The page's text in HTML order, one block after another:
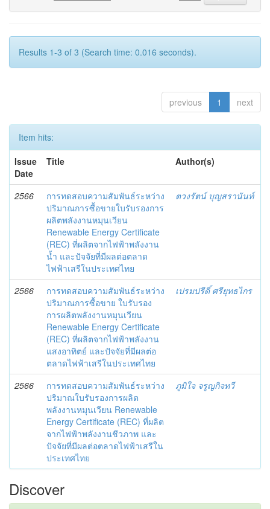
Results 1-3 of 3 (Search time: 0.016 seconds).
previous 1 next
Item hits:
Issue
Date
Title Author(s)
2566
การทดสอบความสัมพันธ์ระหว่าง
ปริมาณการซื้อขายใบรับรองการ
ผลิตพลังงานหมุนเวียน
Renewable Energy Certificate
(REC) ที่ผลิตจากไฟฟ้าพลังงาน
น้ำ และปัจจัยที่มีผลต่อตลาด
ไฟฟ้าเสรีในประเทศไทย
ตวงรัตน์ บุญสรานันท์
2566
การทดสอบความสัมพันธ์ระหว่าง
ปริมาณการซื้อขาย ใบรับรอง
การผลิตพลังงานหมุนเวียน
Renewable Energy Certificate
(REC) ที่ผลิตจากไฟฟ้าพลังงาน
แสงอาทิตย์ และปัจจัยที่มีผลต่อ
ตลาดไฟฟ้าเสรีในประเทศไทย
เปรมปรีดิ์ ศรียุทธไกร
2566
การทดสอบความสัมพันธ์ระหว่าง
ปริมาณใบรับรองการผลิต
พลังงานหมุนเวียน Renewable
Energy Certificate (REC) ที่ผลิต
จากไฟฟ้าพลังงานชีวภาพ และ
ปัจจัยที่มีผลต่อตลาดไฟฟ้าเสรีใน
ประเทศไทย
ภูมิใจ จรูญกิจทวี
Discover